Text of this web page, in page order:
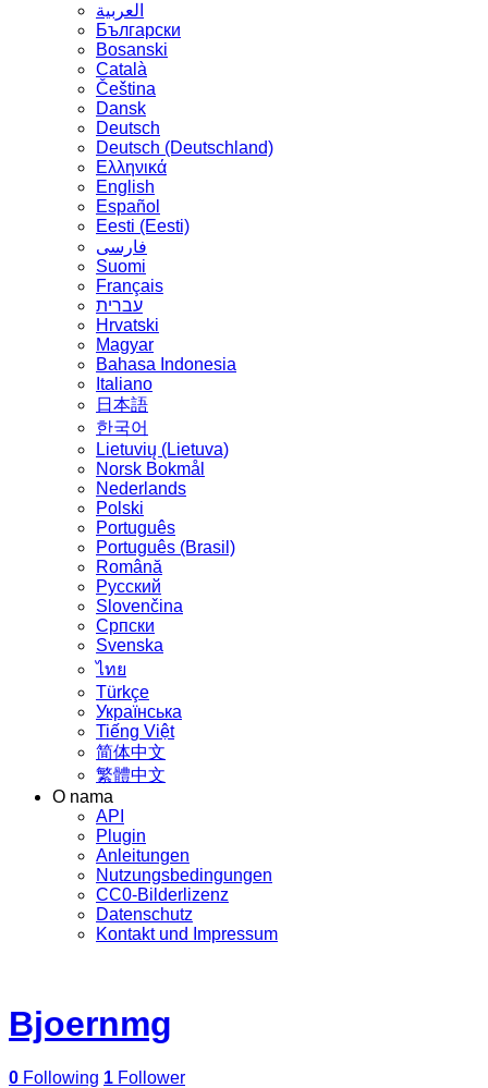
العربية
Български
Bosanski
Сatalà
Čeština
Dansk
Deutsch
Deutsch (Deutschland)
Ελληνικά
English
Español
Eesti (Eesti)
فارسی
Suomi
Français
עברית
Hrvatski
Magyar
Bahasa Indonesia
Italiano
日本語
한국어
Lietuvių (Lietuva)
‪Norsk Bokmål‬
Nederlands
Polski
Português
Português (Brasil)
Română
Русский
Slovenčina
Српски
Svenska
ไทย
Türkçe
Українська
Tiếng Việt
简体中文
繁體中文
O nama
API
Plugin
Anleitungen
Nutzungsbedingungen
CC0-Bilderlizenz
Datenschutz
Kontakt und Impressum
Bjoernmg
0 Following 1 Follower